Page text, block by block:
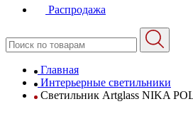
Распродажа
Главная
Интерьерные светильники
Светильник Artglass NIKA